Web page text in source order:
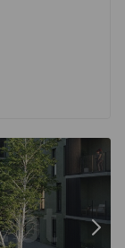
do Douro -